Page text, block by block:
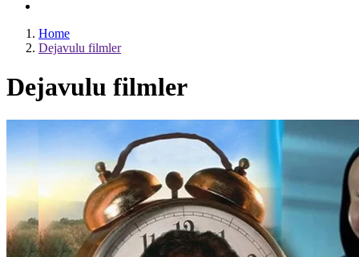
Home
Dejavulu filmler
Dejavulu filmler